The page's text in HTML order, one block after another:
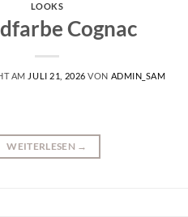
LOOKS
Cognac
AM JULI 21, 2026 VON ADMIN_SAM
WEITERLESEN →